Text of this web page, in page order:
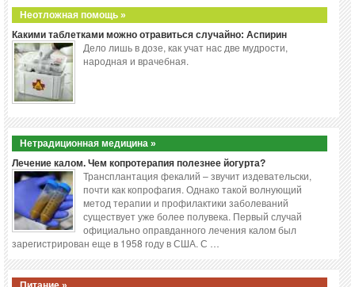
Неотложная помощь »
Какими таблетками можно отравиться случайно: Аспирин
Дело лишь в дозе, как учат нас две мудрости,
народная и врачебная.
Нетрадиционная медицина »
Лечение калом. Чем копротерапия полезнее йогурта?
Трансплантация фекалий – звучит издевательски,
почти как копрофагия. Однако такой волнующий
метод терапии и профилактики заболеваний
существует уже более полувека. Первый случай
официально оправданного лечения калом был
зарегистрирован еще в 1958 году в США. С …